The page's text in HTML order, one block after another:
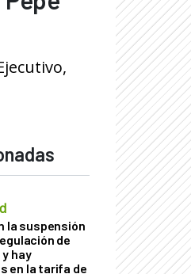
la suspensión
de
hay
en la tarifa de